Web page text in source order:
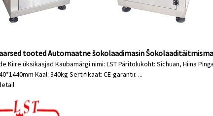
tooted Automaatne šokolaadimasin
Kiire üksikasjad Kaubamärgi nimi: LST Päritolukoht: Sichuan, Hiina
Kaal: 340kg Sertifikaat: CE-garantii: ...